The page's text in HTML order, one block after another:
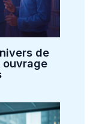
de
ouvrage